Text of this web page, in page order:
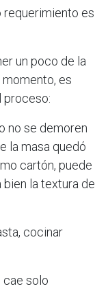
requerimiento es
un poco de la
es
proceso:
no se demoren
la masa quedó
cartón, puede
la textura de
cocinar
cae solo